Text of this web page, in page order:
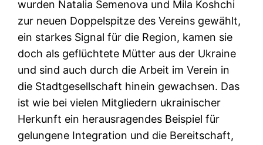
wurden Natalia Semenova und Mila Koshchi
zur neuen Doppelspitze des Vereins gewählt,
ein starkes Signal für die Region, kamen sie
doch als geflüchtete Mütter aus der Ukraine
und sind auch durch die Arbeit im Verein in
die Stadtgesellschaft hinein gewachsen. Das
ist wie bei vielen Mitgliedern ukrainischer
Herkunft ein herausragendes Beispiel für
gelungene Integration und die Bereitschaft,